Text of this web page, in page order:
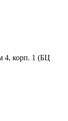
4, корп. 1 (БЦ